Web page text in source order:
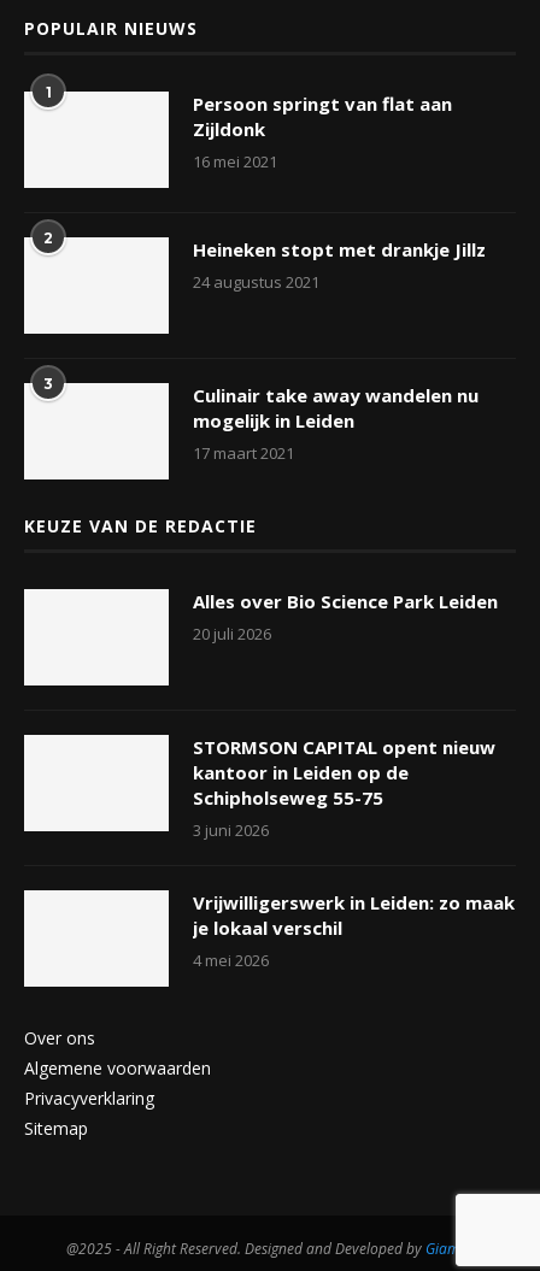
POPULAIR NIEUWS
1
Persoon springt van flat aan
Zijldonk
16 mei 2021
2 Heineken stopt met drankje Jillz
24 augustus 2021
3
Culinair take away wandelen nu
mogelijk in Leiden
17 maart 2021
KEUZE VAN DE REDACTIE
Alles over Bio Science Park Leiden
20 juli 2026
STORMSON CAPITAL opent nieuw
kantoor in Leiden op de
Schipholseweg 55-75
3 juni 2026
Vrijwilligerswerk in Leiden: zo maak
je lokaal verschil
4 mei 2026
Over ons
Algemene voorwaarden
Privacyverklaring
Sitemap
@2025 - All Right Reserved. Designed and Developed by Giam.nl